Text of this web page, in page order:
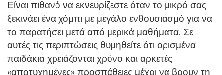
Είναι πιθανό να εκνευρίζεστε όταν το μικρό σας
ξεκινάει ένα χόμπι με μεγάλο ενθουσιασμό για να
το παρατήσει μετά από μερικά μαθήματα. Σε
αυτές τις περιπτώσεις θυμηθείτε ότι ορισμένα
παιδάκια χρειάζονται χρόνο και αρκετές
«αποτυχημένες» προσπάθειες μέχρι να βρουν τη